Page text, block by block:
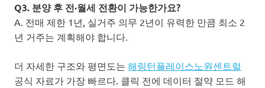
Q3. 분양 후 전·월세 전환이 가능한가요?
A. 전매 제한 1년, 실거주 의무 2년이 유력한 만큼 최소 2
년 거주는 계획해야 합니다.
더 자세한 구조와 평면도는 해링턴플레이스노원센트럴
공식 자료가 가장 빠르다. 클릭 전에 데이터 절약 모드 해